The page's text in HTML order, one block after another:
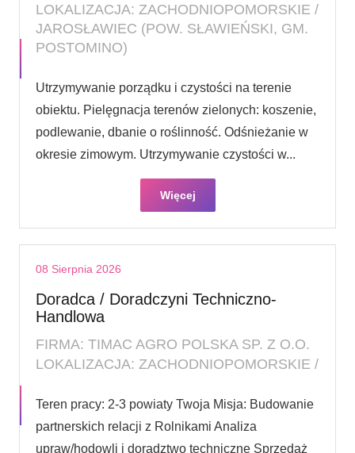
LOKALIZACJA: ZACHODNIOPOMORSKIE /
JAROSŁAWIEC (POW. SŁAWIEŃSKI, GM.
POSTOMINO)
Utrzymywanie porządku i czystości na terenie
obiektu. Pielęgnacja terenów zielonych: koszenie,
podlewanie, dbanie o roślinność. Odśnieżanie w
okresie zimowym. Utrzymywanie czystości w...
Więcej
08 Sierpnia 2026
Doradca / Doradczyni Techniczno-
Handlowa
FIRMA: TIMAC AGRO POLSKA SP. Z O.O.
LOKALIZACJA: ZACHODNIOPOMORSKIE /
Teren pracy: 2-3 powiaty Twoja Misja: Budowanie
partnerskich relacji z Rolnikami Analiza
upraw/hodowli i doradztwo techniczne Sprzedaż